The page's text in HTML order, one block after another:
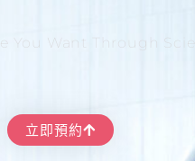
You Want Through
立即預約